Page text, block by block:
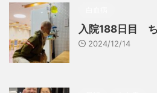
入院188日目
2024/12/14